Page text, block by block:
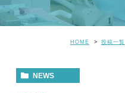
HOME 投稿一覧
NEWS